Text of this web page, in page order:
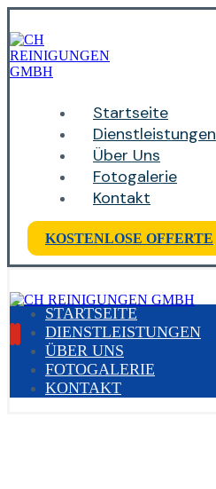
Startseite
Dienstleistungen
Über Uns
Fotogalerie
Kontakt
KOSTENLOSE OFFERTE
STARTSEITE
DIENSTLEISTUNGEN
ÜBER UNS
FOTOGALERIE
KONTAKT